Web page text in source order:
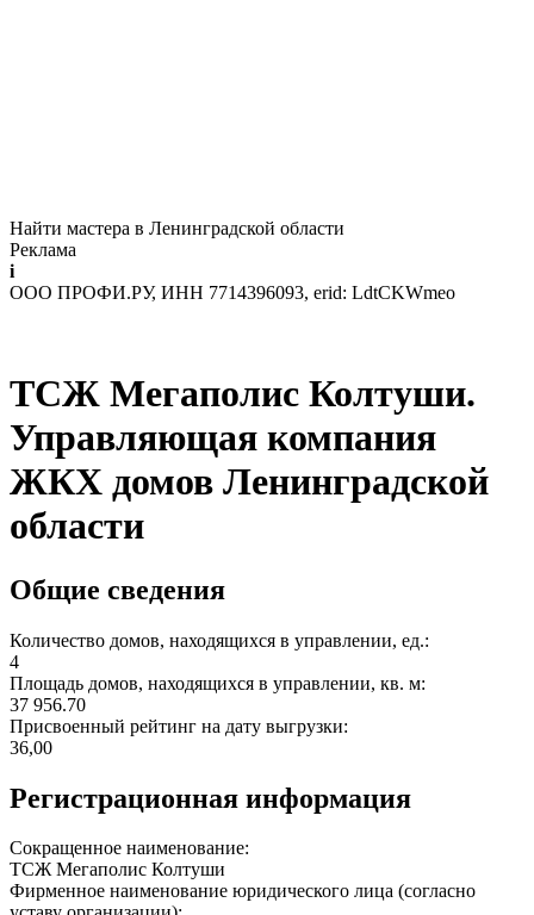
Найти мастера в Ленинградской области
Реклама
i
ООО ПРОФИ.РУ, ИНН 7714396093, erid: LdtCKWmeo
ТСЖ Мегаполис Колтуши.
Управляющая компания
ЖКХ домов Ленинградской
области
Общие сведения
Количество домов, находящихся в управлении, ед.:
4
Площадь домов, находящихся в управлении, кв. м:
37 956.70
Присвоенный рейтинг на дату выгрузки:
36,00
Регистрационная информация
Сокращенное наименование:
ТСЖ Мегаполис Колтуши
Фирменное наименование юридического лица (согласно